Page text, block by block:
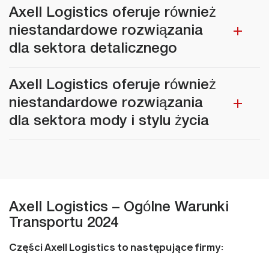
Axell Logistics oferuje również
niestandardowe rozwiązania
dla sektora detalicznego
Axell Logistics oferuje również
niestandardowe rozwiązania
dla sektora mody i stylu życia
Axell Logistics – Ogólne Warunki
Transportu 2024
Części Axell Logistics to następujące firmy: